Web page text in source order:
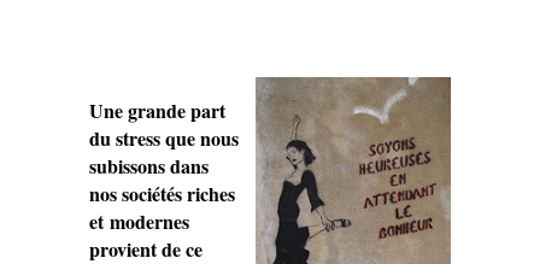
Une grande part
du stress que nous
subissons dans
nos sociétés riches
et modernes
provient de ce